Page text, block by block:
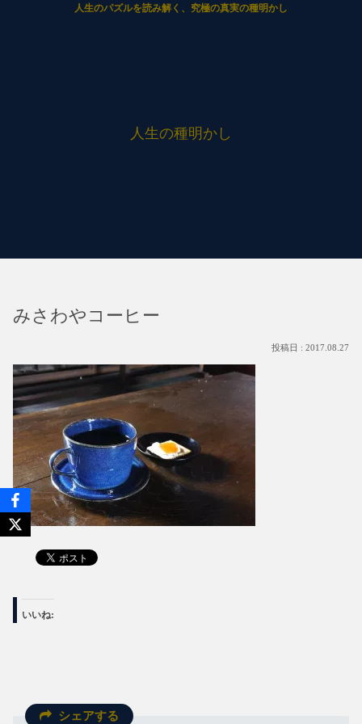
人生の種明かし
人生のパズルを読み解く、究極の真実の種明かし
みさわやコーヒー
2017.08.27
いいね:
シェアする